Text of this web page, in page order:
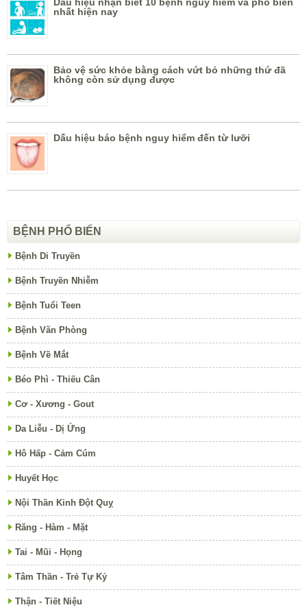
nhất hiện nay
Bảo vệ sức khỏe bằng cách vứt bỏ những thứ đã
không còn sử dụng được
Dấu hiệu báo bệnh nguy hiểm đến từ lưỡi
BỆNH PHỔ BIẾN
Bệnh Di Truyền
Bệnh Truyền Nhiễm
Bệnh Tuổi Teen
Bệnh Văn Phòng
Bệnh Về Mắt
Béo Phì - Thiếu Cân
Cơ - Xương - Gout
Da Liễu - Dị Ứng
Hô Hấp - Cảm Cúm
Huyết Học
Nội Thần Kinh Đột Quỵ
Răng - Hàm - Mặt
Tai - Mũi - Họng
Tâm Thần - Trẻ Tự Kỷ
Thận - Tiết Niệu